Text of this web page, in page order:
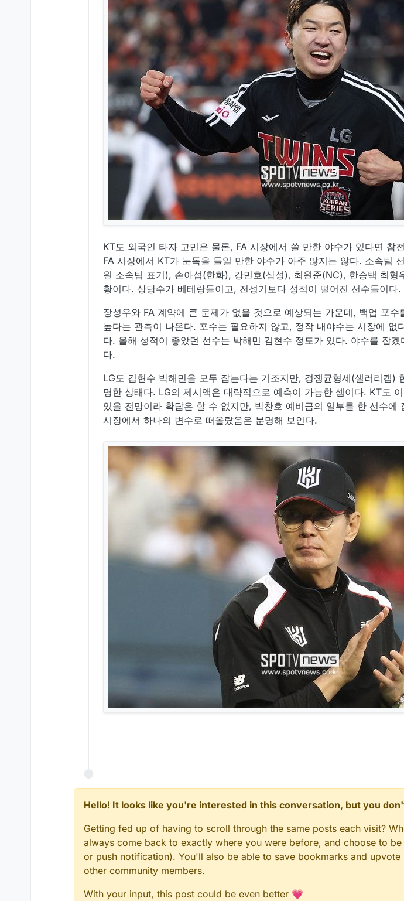
KT도 외국인 타자 고민은 물론, FA 시장에서 쓸 만한 야수가 있다면 참
FA 시장에서 KT가 눈독을 들일 만한 야수가 아주 많지는 않다. 소속팀
원 소속팀 표기), 손아섭(한화), 강민호(삼성), 최원준(NC), 한승택 최
황이다. 상당수가 베테랑들이고, 전성기보다 성적이 떨어진 선수들이다.
장성우와 FA 계약에 큰 문제가 없을 것으로 예상되는 가운데, 백업 포
높다는 관측이 나온다. 포수는 필요하지 않고, 정작 내야수는 시장에
다. 올해 성적이 좋았던 선수는 박해민 김현수 정도가 있다. 야수를 잡
다.
LG도 김현수 박해민을 모두 잡는다는 기조지만, 경쟁균형세(샐러리캡)
명한 상태다. LG의 제시액은 대략적으로 예측이 가능한 셈이다. KT도
있을 전망이라 확답은 할 수 없지만, 박찬호 예비금의 일부를 한 선수
시장에서 하나의 변수로 떠올랐음은 분명해 보인다.
Hello! It looks like you're interested in this conversation, but you
Getting fed up of having to scroll through the same posts each visit?
always come back to exactly where you were before, and choose to
or push notification). You'll also be able to save bookmarks and
other community members.
With your input, this post could be even better 💗